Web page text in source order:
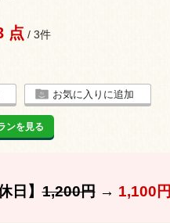
点 / 3件
お気に入りに追加
ンを見る
日】1,200円→ 1,100円